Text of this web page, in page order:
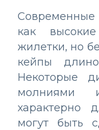
как
жилетки, но
кейпы
Некоторые
молниями
характерно
могут быть